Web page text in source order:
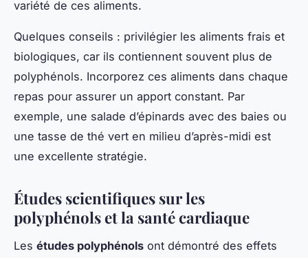
variété de ces aliments.
Quelques conseils : privilégier les aliments frais et
biologiques, car ils contiennent souvent plus de
polyphénols. Incorporez ces aliments dans chaque
repas pour assurer un apport constant. Par
exemple, une salade d’épinards avec des baies ou
une tasse de thé vert en milieu d’après-midi est
une excellente stratégie.
Études scientifiques sur les
polyphénols et la santé cardiaque
Les études polyphénols ont démontré des effets